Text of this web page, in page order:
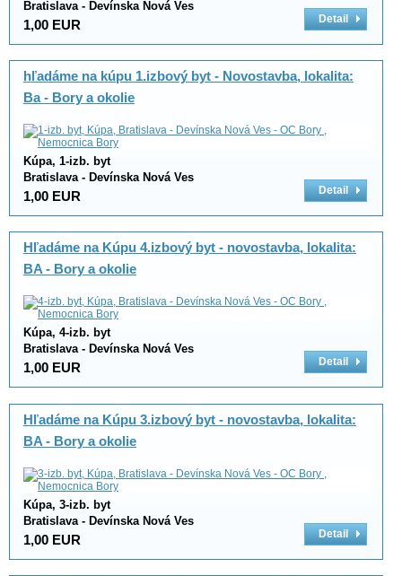
Bratislava - Devínska Nová Ves
1,00 EUR Detail
hľadáme na kúpu 1.izbový byt - Novostavba, lokalita:
Ba - Bory a okolie
Kúpa, 1-izb. byt
Bratislava - Devínska Nová Ves
1,00 EUR Detail
Hľadáme na Kúpu 4.izbový byt - novostavba, lokalita:
BA - Bory a okolie
Kúpa, 4-izb. byt
Bratislava - Devínska Nová Ves
1,00 EUR Detail
Hľadáme na Kúpu 3.izbový byt - novostavba, lokalita:
BA - Bory a okolie
Kúpa, 3-izb. byt
Bratislava - Devínska Nová Ves
1,00 EUR Detail